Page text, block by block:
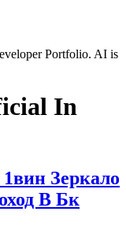
Portfolio. AI is
In
Зеркало
В Бк